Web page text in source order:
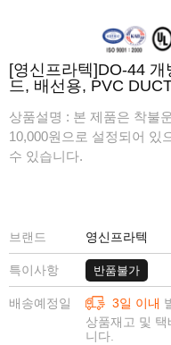
[영신프라텍]DO-44
드, 배선용, PVC
상품설명 : 본 제품은 착불
10,000원으로 설정되어 있
수 있습니다.
브랜드 영신프라텍
특이사항 반품불가
배송예정일 3일 이내
상품재고 및
니다.